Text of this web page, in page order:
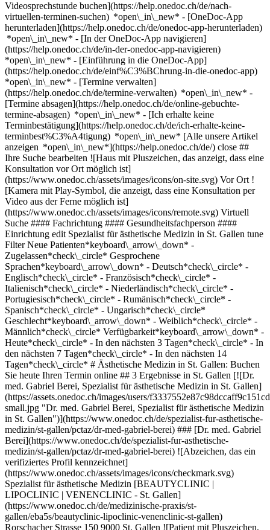
Videosprechstunde buchen](https://help.onedoc.ch/de/nach-
virtuellen-terminen-suchen) *open\_in\_new* - [OneDoc-App
herunterladen](https://help.onedoc.ch/de/onedoc-app-herunterladen)
*open\_in\_new* - [In der OneDoc-App navigieren]
(https://help.onedoc.ch/de/in-der-onedoc-app-navigieren)
*open\_in\_new* - [Einführung in die OneDoc-App]
(https://help.onedoc.ch/de/einf%C3%BChrung-in-die-onedoc-app)
*open\_in\_new* - [Termine verwalten](https://help.onedoc.ch/de/termine-verwalten) *open\_in\_new* - [Termine absagen](https://help.onedoc.ch/de/online-gebuchte-termine-absagen) *open\_in\_new* - [Ich erhalte keine Terminbestätigung](https://help.onedoc.ch/de/ich-erhalte-keine-terminbest%C3%A4tigung) *open\_in\_new* [Alle unsere Artikel anzeigen *open\_in\_new*](https://help.onedoc.ch/de/) close ## Ihre Suche bearbeiten ![Haus mit Pluszeichen, das anzeigt, dass eine Konsultation vor Ort möglich ist](https://www.onedoc.ch/assets/images/icons/on-site.svg) Vor Ort ![Kamera mit Play-Symbol, die anzeigt, dass eine Konsultation per Video aus der Ferne möglich ist](https://www.onedoc.ch/assets/images/icons/remote.svg) Virtuell Suche #### Fachrichtung #### Gesundheitsfachperson #### Einrichtung edit Spezialist für ästhetische Medizin in St. Gallen tune Filter Neue Patienten*keyboard\_arrow\_down* - Zugelassen*check\_circle* Gesprochene Sprachen*keyboard\_arrow\_down* - Deutsch*check\_circle* - Englisch*check\_circle* - Französisch*check\_circle* - Italienisch*check\_circle* - Niederländisch*check\_circle* - Portugiesisch*check\_circle* - Rumänisch*check\_circle* - Spanisch*check\_circle* - Ungarisch*check\_circle* Geschlecht*keyboard\_arrow\_down* - Weiblich*check\_circle* - Männlich*check\_circle* Verfügbarkeit*keyboard\_arrow\_down* - Heute*check\_circle* - In den nächsten 3 Tagen*check\_circle* - In den nächsten 7 Tagen*check\_circle* - In den nächsten 14 Tagen*check\_circle* # Ästhetische Medizin in St. Gallen: Buchen Sie heute Ihren Termin online ## 3 Ergebnisse in St. Gallen [![Dr. med. Gabriel Berei, Spezialist für ästhetische Medizin in St. Gallen](https://assets.onedoc.ch/images/users/f3337552e87c98dccaff9c151cde6e8f6acad6389db6afedff59010f11d03065-small.jpg "Dr. med. Gabriel Berei, Spezialist für ästhetische Medizin in St. Gallen")](https://www.onedoc.ch/de/spezialist-fur-asthetische-medizin/st-gallen/pctaz/dr-med-gabriel-berei) ### [Dr. med. Gabriel Berei](https://www.onedoc.ch/de/spezialist-fur-asthetische-medizin/st-gallen/pctaz/dr-med-gabriel-berei) ![Abzeichen, das ein verifiziertes Profil kennzeichnet](https://www.onedoc.ch/assets/images/icons/checkmark.svg) Spezialist für ästhetische Medizin [BEAUTYCLINIC | LIPOCLINIC | VENENCLINIC - St. Gallen](https://www.onedoc.ch/de/medizinische-praxis/st-gallen/eba5s/beautyclinic-lipoclinic-venenclinic-st-gallen) Rorschacher Strasse 150 9000 St. Gallen ![Patient mit Pluszeichen, der anzeigt, dass neue Patienten angenommen werden](https://www.onedoc.ch/assets/images/icons/new-patients.svg)Akzeptiert neue Patienten [Termin buchen](https://www.onedoc.ch/de/spezialist-fur-asthetische-medizin/st-gallen/pctaz/dr-med-gabriel-berei) Expertisen:[Anti-Falten-Behandlung](https://www.onedoc.ch/de/anti-falten-behandlung/st-gallen), [Hyperhidrose | Übermässiges Schwitzen](https://www.onedoc.ch/de/hyperhidrose-ubermassiges-schwitzen/st-gallen), [Injektion von Botulinumtoxin](https://www.onedoc.ch/de/injektion-von-botulinumtoxin/st-gallen), [Injektion von Hyaluronsäure](https://www.onedoc.ch/de/injektion-von-hyaluronsaure/st-gallen), [Body Lift](https://www.onedoc.ch/de/body-lift/st-gallen), [Brustrekonstruktion](https://www.onedoc.ch/de/brustrekonstruktion/st-gallen), [Fettabsaugung | Liposuktion](https://www.onedoc.ch/de/fettabsaugung-liposuktion/st-gallen), [Entfernung von Muttermalen | Naevus Exzision](https://www.onedoc.ch/de/entfernung-von-muttermalen-naevus-exzision/st-gallen), [Mastektomie | Brustentfernung](https://www.onedoc.ch/de/mastektomie-brustentfernung/st-gallen)Mehr anzeigen *chevron\_left* Di. 04 Aug. *chevron\_right* Mehr Termine anzeigen *error\_outline* Beim Laden der Verfügbarkeiten ist ein Fehler aufgetreten [Erneut versuchen](https://www.onedoc.ch) Expertisen:[Anti-Falten-Behandlung](https://www.onedoc.ch/de/anti-falten-behandlung/st-gallen), [Hyperhidrose | Übermässiges Schwitzen](https://www.onedoc.ch/de/hyperhidrose-ubermassiges-schwitzen/st-gallen), [Injektion von Botulinumtoxin](https://www.onedoc.ch/de/injektion-von-botulinumtoxin/st-gallen), [Injektion von Hyaluronsäure](https://www.onedoc.ch/de/injektion-von-hyaluronsaure/st-gallen), [Body Lift](https://www.onedoc.ch/de/body-lift/st-gallen), [Brustrekonstruktion](https://www.onedoc.ch/de/brustrekonstruktion/st-gallen), [Fettabsaugung | Liposuktion](https://www.onedoc.ch/de/fettabsaugung-liposuktion/st-gallen), [Entfernung von Muttermalen | Naevus Exzision](https://www.onedoc.ch/de/entfernung-von-muttermalen-naevus-exzision/st-gallen), [Mastektomie | Brustentfernung](https://www.onedoc.ch/de/mastektomie-brustentfernung/st-gallen)Mehr anzeigen [![Dr. med. Stefan Targosinski, Plastischer & Rekonstruktiver Chirurg in St. Gallen](https://assets.onedoc.ch/images/users/656d0c77e26a0c290c63a523110e698a50096dcfa50beea587ebcfd0e4eaae0b-small.jpg "Dr. med. Stefan Targosinski, Plastischer & Rekonstruktiver Chirurg in St. Gallen")](https://www.onedoc.ch/de/plastischer-rekonstruktiver-chirurg/st-gallen/pct3b/dr-med-stefan-targosinski) ### [Dr. med. Stefan Targosinski](https://www.onedoc.ch/de/plastischer-rekonstruktiver-chirurg/st-gallen/pct3b/dr-med-stefan-targosinski) ![Abzeichen, das ein verifiziertes Profil kennzeichnet](https://www.onedoc.ch/assets/images/icons/checkmark.svg) [Plastischer & Rekonstruktiver Chirurg](https://www.onedoc.ch/de/plastischer-rekonstruktiver-chirurg/st-gallen), Spezialist für ästhetische Medizin [prevention-center St. Gallen](https://www.onedoc.ch/de/medizinische-praxis/st-gallen/ebbiv/prevention-center-st-gallen) Kornhausstrasse 25 9000 St. Gallen ![Patient mit Pluszeichen, der anzeigt, dass neue Patienten angenommen werden](https://www.onedoc.ch/assets/images/icons/new-patients.svg)Akzeptiert neue Patienten [Termin buchen](https://www.onedoc.ch/de/plastischer-rekonstruktiver-chirurg/st-gallen/pct3b/dr-med-stefan-targosinski) Expertisen:[Brustimplantat | Brustvergrösserung](https://www.onedoc.ch/de/brustimplantat-brustvergrosserung/st-gallen), [Blepharoplastik | Augenlidchirurgie](https://www.onedoc.ch/de/blepharoplastik-augenlidchirurgie/st-gallen), [Fettabsaugung | Liposuktion](https://www.onedoc.ch/de/fettabsaugung-liposuktion/st-gallen), [Injektion von Botulinumtoxin](https://www.onedoc.ch/de/injektion-von-botulinumtoxin/st-gallen), [Injektion von Hyaluronsäure](https://www.onedoc.ch/de/injektion-von-hyaluronsaure/st-gallen), [Facelifting](https://www.onedoc.ch/de/facelifting/st-gallen), [Anti-Falten-Behandlung](https://www.onedoc.ch/de/anti-falten-behandlung/st-gallen), [Brustverkleinerung](https://www.onedoc.ch/de/brustverkleinerung/st-gallen), [Brustrekonstruktion](https://www.onedoc.ch/de/brustrekonstruktion/st-gallen), [Abdominoplastik | Bauchdeckenstraffung | Bauchchirurgie](https://www.onedoc.ch/de/abdominoplastik-bauchdeckenstraffung-bauchchirurgie/st-gallen), [Body Lift](https://www.onedoc.ch/de/body-lift/st-gallen), [Hyperhidrose | Übermässiges Schwitzen](https://www.onedoc.ch/de/hyperhidrose-ubermassiges-schwitzen/st-gallen), [Injektion von plättchenreichem Plasma | PRP | Vampire Lift](https://www.onedoc.ch/de/injektion-von-plattchenreichem-plasma-prp-vampire-lift/st-gallen)Mehr anzeigen *chevron\_left* Di. 04 Aug. *chevron\_right* Mehr Termine anzeigen *error\_outline* Beim Laden der Verfügbarkeiten ist ein Fehler aufgetreten [Erneut versuchen](https://www.onedoc.ch) Expertisen:[Brustimplantat | Brustvergrösserung](https://www.onedoc.ch/de/brustimplantat-brustvergrosserung/st-gallen), [Blepharoplastik | Augenlidchirurgie](https://www.onedoc.ch/de/blepharoplastik-augenlidchirurgie/st-gallen), [Fettabsaugung | Liposuktion](https://www.onedoc.ch/de/fettabsaugung-liposuktion/st-gallen), [Injektion von Botulinumtoxin](https://www.onedoc.ch/de/injektion-von-botulinumtoxin/st-gallen), [Injektion von Hyaluronsäure](https://www.onedoc.ch/de/injektion-von-hyaluronsaure/st-gallen), [Facelifting](https://www.onedoc.ch/de/facelifting/st-gallen), [Anti-Falten-Behandlung](https://www.onedoc.ch/de/anti-falten-behandlung/st-gallen), [Brustverkleinerung](https://www.onedoc.ch/de/brustverkleinerung/st-gallen), [Brustrekonstruktion](https://www.onedoc.ch/de/brustrekonstruktion/st-gallen), [Abdominoplastik | Bauchdeckenstraffung | Bauchchirurgie](https://www.onedoc.ch/de/abdominoplastik-bauchdeckenstraffung-bauchchirurgie/st-gallen), [Body Lift](https://www.onedoc.ch/de/body-lift/st-gallen), [Hyperhidrose | Übermässiges Schwitzen](https://www.onedoc.ch/de/hyperhidrose-ubermassiges-schwitzen/st-gallen), [Injektion von plättchenreichem Plasma | PRP | Vampire Lift](https://www.onedoc.ch/de/injektion-von-plattchenreichem-plasma-prp-vampire-lift/st-gallen)Mehr anzeigen [![Dr. med. Nikolaus Linde, Spezialist für ästhetische Medizin in St. Gallen](https://assets.onedoc.ch/images/users/606061182b6d53144c2622a1097da04d01ef110b4a80b2fd35da8d1b35463c90-small.jpg "Dr. med. Nikolaus Linde, Spezialist für ästhetische Medizin in St. Gallen")](https://www.onedoc.ch/de/spezialist-fur-asthetische-medizin/st-gallen/pctay/dr-med-nikolaus-linde) ### [Dr. med. Nikolaus Linde](https://www.onedoc.ch/de/spezialist-fur-asthetische-medizin/st-gallen/pctay/dr-med-nikolaus-linde) ![Abzeichen, das ein verifiziertes Profil kennzeichnet](https://www.onedoc.ch/assets/images/icons/checkmark.svg) Spezialist für ästhetische Medizin [BEAUTYCLINIC | LIPOCLINIC | VENENCLINIC - St. Gallen](https://www.onedoc.ch/de/medizinische-praxis/st-gallen/eba5s/beautyclinic-lipoclinic-venenclinic-st-gallen) Rorschacher Strasse 150 9000 St. Gallen ![Patient mit Pluszeichen, der anzeigt, dass neue Patienten angenommen werden](https://www.onedoc.ch/assets/images/icons/new-patients.svg)Akzeptiert neue Patienten [Termin buchen](https://www.onedoc.ch/de/spezialist-fur-asthetische-medizin/st-gallen/pctay/dr-med-nikolaus-linde) Expertisen:[Gefässspezialist](https://www.onedoc.ch/de/gefassspezialist/st-gallen), [Gefässultraschall | Duplexsonographie | Gefässdoppler](https://www.one